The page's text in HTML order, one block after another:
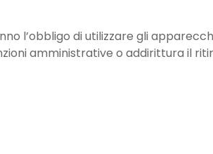
l’obbligo di utilizzare gli
amministrative o addirittura il